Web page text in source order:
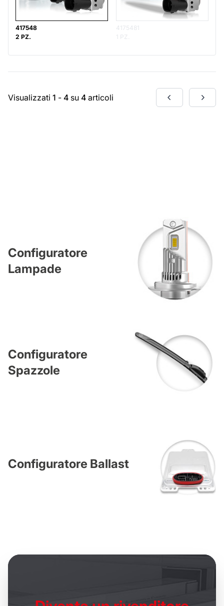
417548
2 PZ.
4175481
1 PZ.
Visualizzati 1 - 4 su 4 articoli
Configuratore
Lampade
Configuratore
Spazzole
Configuratore Ballast